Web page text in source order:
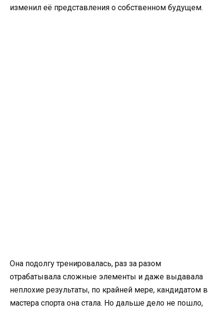
изменил её представления о собственном будущем.
Она подолгу тренировалась, раз за разом
отрабатывала сложные элементы и даже выдавала
неплохие результаты, по крайней мере, кандидатом в
мастера спорта она стала. Но дальше дело не пошло,